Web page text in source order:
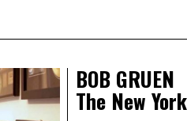
BOB GRUEN
The New